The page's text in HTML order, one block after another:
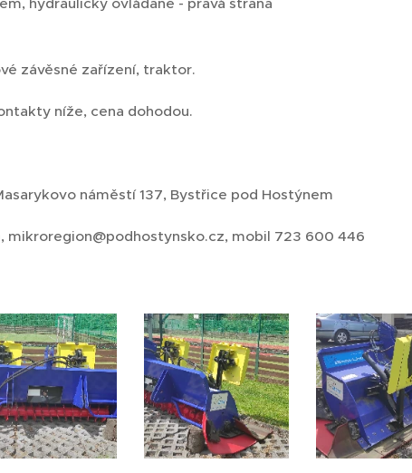
závěsné zařízení, traktor.
níže, cena dohodou.
náměstí 137, Bystřice pod Hostýnem
mikroregion@podhostynsko.cz, mobil 723 600 446